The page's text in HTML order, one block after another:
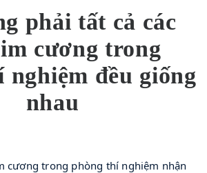
phải tất cả các
cương trong
nghiệm đều giống
nhau
cương trong phòng thí nghiệm nhận